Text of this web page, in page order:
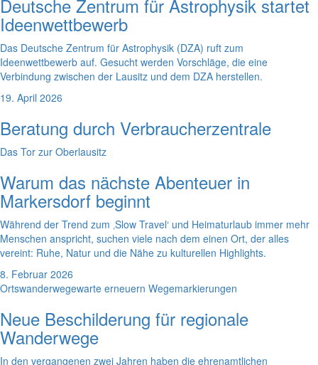
Deutsche Zentrum für Astrophysik startet
Ideenwettbewerb
Das Deutsche Zentrum für Astrophysik (DZA) ruft zum
Ideenwettbewerb auf. Gesucht werden Vorschläge, die eine
Verbindung zwischen der Lausitz und dem DZA herstellen.
19. April 2026
Beratung durch Verbraucherzentrale
Das Tor zur Oberlausitz
Warum das nächste Abenteuer in
Markersdorf beginnt
Während der Trend zum ‚Slow Travel‘ und Heimaturlaub immer mehr
Menschen anspricht, suchen viele nach dem einen Ort, der alles
vereint: Ruhe, Natur und die Nähe zu kulturellen Highlights.
8. Februar 2026
Ortswanderwegewarte erneuern Wegemarkierungen
Neue Beschilderung für regionale
Wanderwege
In den vergangenen zwei Jahren haben die ehrenamtlichen